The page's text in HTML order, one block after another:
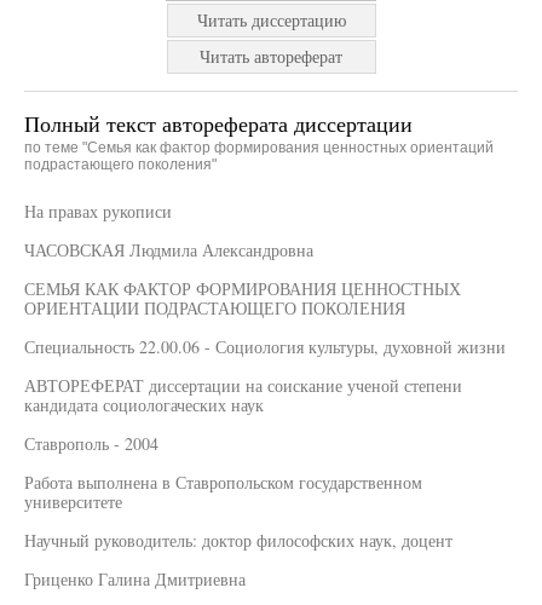
Читать диссертацию
Читать автореферат
Полный текст автореферата диссертации
по теме "Семья как фактор формирования ценностных ориентаций
подрастающего поколения"
На правах рукописи
ЧАСОВСКАЯ Людмила Александровна
СЕМЬЯ КАК ФАКТОР ФОРМИРОВАНИЯ ЦЕННОСТНЫХ
ОРИЕНТАЦИИ ПОДРАСТАЮЩЕГО ПОКОЛЕНИЯ
Специальность 22.00.06 - Социология культуры, духовной жизни
АВТОРЕФЕРАТ диссертации на соискание ученой степени
кандидата социологаческих наук
Ставрополь - 2004
Работа выполнена в Ставропольском государственном
университете
Научный руководитель: доктор философских наук, доцент
Гриценко Галина Дмитриевна